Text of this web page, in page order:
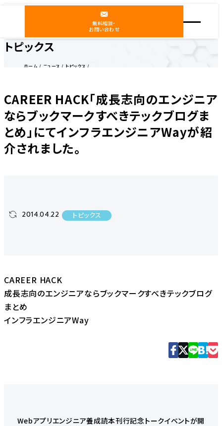
無料相談・
お問い合わせ
トピックス
ホーム ニュース
トピックス
CAREER HACK「成長志向のエンジニア
ならブックマークすべきテックブログま
とめ」にてインフラエンジニアWayが紹
介されました。
2014.04.22 トピックス
CAREER HACK
成長志向のエンジニアならブックマークすべきテックブログ
まとめ
インフラエンジニアWay
Webアプリエンジニア養成読本刊行記念トークイベントが開